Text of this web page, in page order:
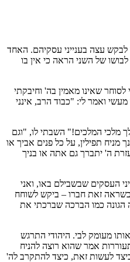
לבקש עצה בענייני עסקיהם. האחד
של השני הראה כי אין בו
שאינו מאמין בה' וחיבקתי
ואמר לי: "כבוד הרב, אינני
מלכי המלכים!" השבתי לו, "וגם
מניח תפילין, על כל פנים אביך או
ה' יתברך גם אתה או בניך
העסקים שבשבילם באו, ואני
כשראה זאת חברו – ביקש לשוחח
הגונה כמו הברכה שברכתי את
מעומק לבי. היהודי התרגש
אמר שהוא רוצה להניח
לעשות זאת, כיצד להתקרב לה'